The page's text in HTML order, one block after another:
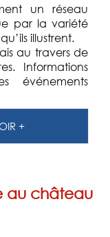
un réseau
par la variété
illustrent.
au travers de
Informations
événements
+
au château